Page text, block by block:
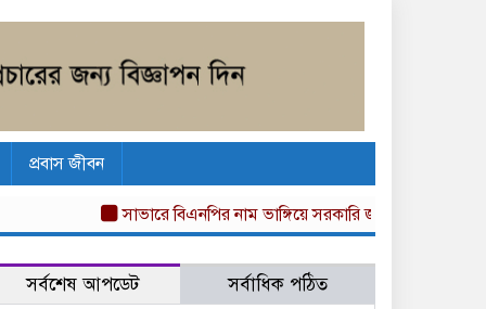
প্রবাস জীবন
সাভারে বিএনপির নাম ভাঙ্গিয়ে সরকারি জমি দখল, বাড়ীঘর
সর্বশেষ আপডেট সর্বাধিক পঠিত